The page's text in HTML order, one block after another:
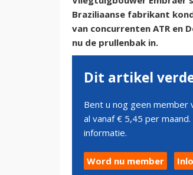
Braziliaanse fabrikant
van concurrenten ATR en
nu de prullenbak in.
Dit artikel
Bent u nog geen member
al vanaf € 5,45 per
informatie.
Word nu member